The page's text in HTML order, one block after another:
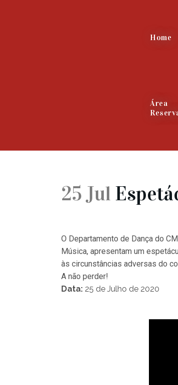
Home
Área
25 Jul
O Departamento de Dança do
Música, apresentam um
às circunstâncias adversas do
A não perder!
Data: 25 de Julho de 2020